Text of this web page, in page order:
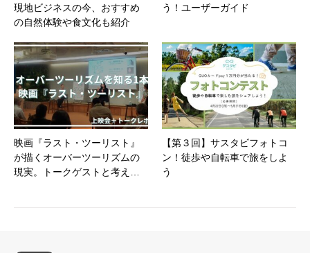
現地ビジネスの今、おすすめ
の自然体験や食文化も紹介
う！ユーザーガイド
映画『ラスト・ツーリスト』
が描くオーバーツーリズムの
現実。トークゲストと考え…
【第３回】サスタビフォトコ
ン！徒歩や自転車で旅をしよ
う